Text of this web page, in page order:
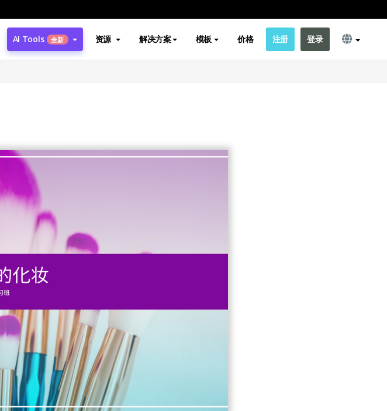
AI Tools 全新 资源 解决方案 模板 价格 注册 登录